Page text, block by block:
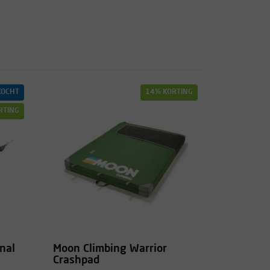
14% KORTING
Moon Climbing Warrior
Crashpad